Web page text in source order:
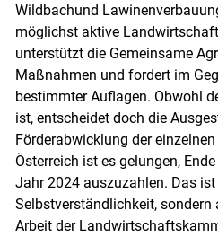
Skip to
Wildbachund
möglichst aktive
unterstützt die Gemeinsame
Maßnahmen und fordert im
bestimmter Auflagen. Obwohl
ist, entscheidet doch die
Förderabwicklung der
Österreich ist es gelungen,
Jahr 2024 auszuzahlen. Das ist
Selbstverständlichkeit, sondern
Arbeit der